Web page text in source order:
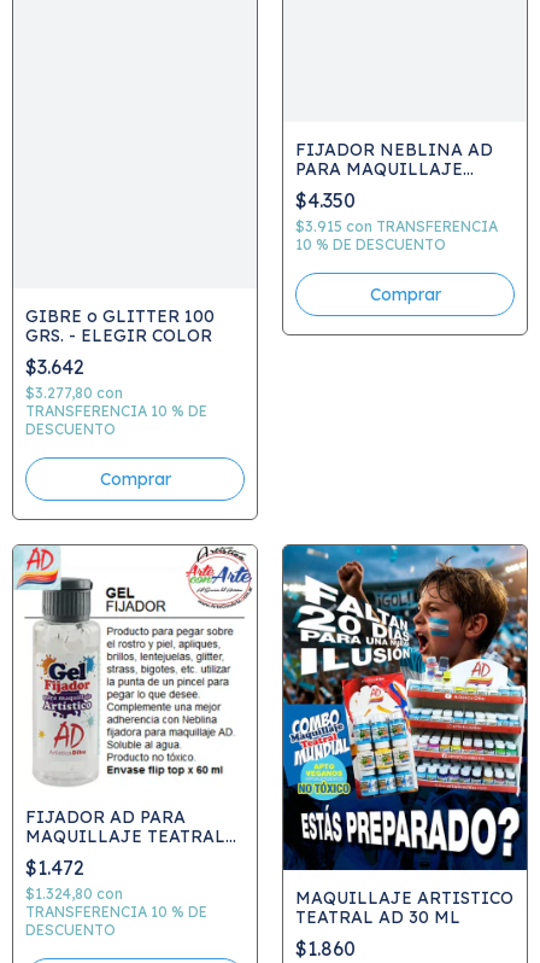
GIBRE o GLITTER 100
GRS. - ELEGIR COLOR
$3.642
$3.277,80 con
TRANSFERENCIA 10 % DE
DESCUENTO
Comprar
FIJADOR NEBLINA AD
PARA MAQUILLAJE
ARTISTICO TEATRAL 100
ML
$4.350
$3.915 con TRANSFERENCIA
10 % DE DESCUENTO
FIJADOR AD PARA
MAQUILLAJE TEATRAL
60 ML
$1.472
$1.324,80 con
TRANSFERENCIA 10 % DE
DESCUENTO
MAQUILLAJE ARTISTICO
TEATRAL AD 30 ML
$1.860